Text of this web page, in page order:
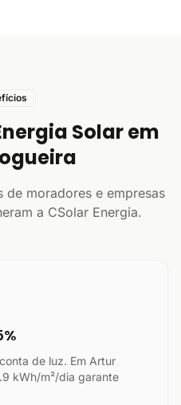
Solar em
de moradores e empresas
a CSolar Energia.
de luz. Em Artur
kWh/m²/dia garante